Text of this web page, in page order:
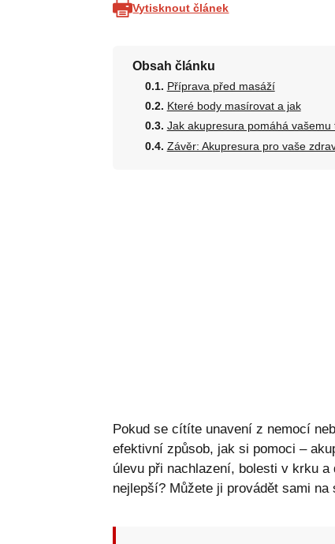
Vytisknout článek
Obsah článku
Příprava před masáží
Které body masírovat a jak
Jak akupresura pomáhá vašemu
Závěr: Akupresura pro vaše
Pokud se cítíte unavení z nemocí
efektivní způsob, jak si pomoci –
úlevu při nachlazení, bolesti v krku
nejlepší? Můžete ji provádět sami